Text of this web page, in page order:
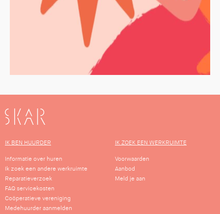
SKAR
IK BEN HUURDER
Informatie over huren
Ik zoek een andere werkruimte
Reparatieverzoek
FAQ servicekosten
Coöperatieve vereniging
Medehuurder aanmelden
IK ZOEK EEN WERKRUIMTE
Voorwaarden
Aanbod
Meld je aan